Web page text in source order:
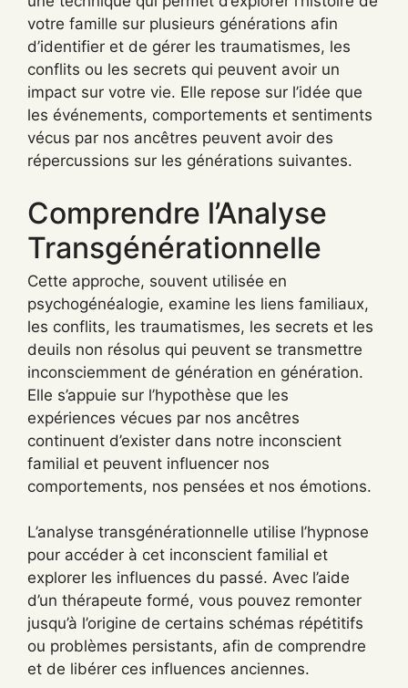
votre famille sur plusieurs générations afin
d’identifier et de gérer les traumatismes, les
conflits ou les secrets qui peuvent avoir un
impact sur votre vie. Elle repose sur l’idée que
les événements, comportements et sentiments
vécus par nos ancêtres peuvent avoir des
répercussions sur les générations suivantes.
Comprendre l’Analyse
Transgénérationnelle
Cette approche, souvent utilisée en
psychogénéalogie, examine les liens familiaux,
les conflits, les traumatismes, les secrets et les
deuils non résolus qui peuvent se transmettre
inconsciemment de génération en génération.
Elle s’appuie sur l’hypothèse que les
expériences vécues par nos ancêtres
continuent d’exister dans notre inconscient
familial et peuvent influencer nos
comportements, nos pensées et nos émotions.
L’analyse transgénérationnelle utilise l’hypnose
pour accéder à cet inconscient familial et
explorer les influences du passé. Avec l’aide
d’un thérapeute formé, vous pouvez remonter
jusqu’à l’origine de certains schémas répétitifs
ou problèmes persistants, afin de comprendre
et de libérer ces influences anciennes.